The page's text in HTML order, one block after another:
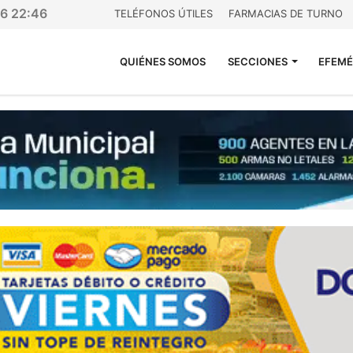
22:46 TELÉFONOS ÚTILES FARMACIAS DE TURNO
QUIÉNES SOMOS SECCIONES